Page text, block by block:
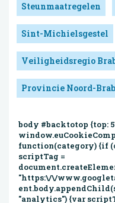
Steunmaatregelen
Sint-Michielsgestel
Veiligheidsregio
Provincie Noord-
body #backtotop {top:
function(category) {if
scriptTag =
"https:\/\/
"analytics") {var